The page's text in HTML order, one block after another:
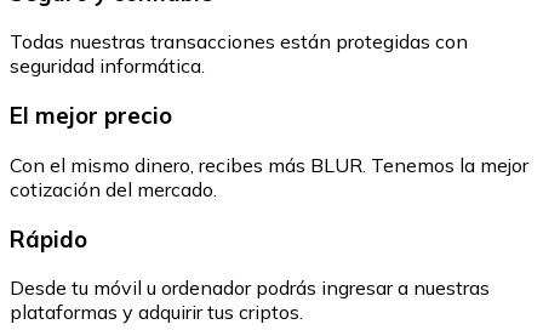
Todas nuestras transacciones están protegidas con
seguridad informática.
El mejor precio
Con el mismo dinero, recibes más BLUR. Tenemos la mejor
cotización del mercado.
Rápido
Desde tu móvil u ordenador podrás ingresar a nuestras
plataformas y adquirir tus criptos.